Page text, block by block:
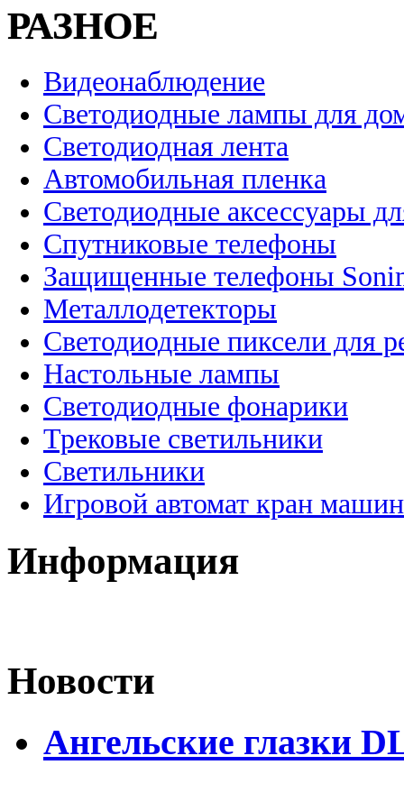
РАЗНОЕ
Видеонаблюдение
Светодиодные лампы для
Светодиодная лента
Автомобильная пленка
Светодиодные аксессуары
Спутниковые телефоны
Защищенные телефоны
Металлодетекторы
Светодиодные пиксели для
Настольные лампы
Светодиодные фонарики
Трековые светильники
Светильники
Игровой автомат кран
Информация
Новости
Ангельские глазки